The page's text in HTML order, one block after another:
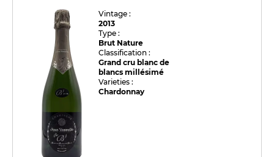
Vintage :
2013
Type :
Brut Nature
Classification :
Grand cru blanc de
blancs millésimé
Varieties :
Chardonnay